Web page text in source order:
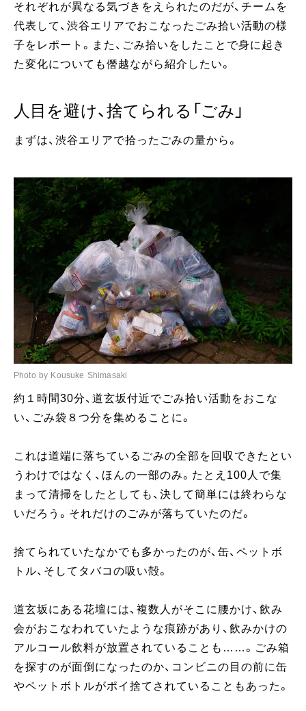
それぞれが異なる気づきをえられたのだが、チームを
代表して、渋谷エリアでおこなったごみ拾い活動の様
子をレポート。また、ごみ拾いをしたことで身に起き
た変化についても僭越ながら紹介したい。
人目を避け、捨てられる「ごみ」
まずは、渋谷エリアで拾ったごみの量から。
Photo by Kousuke Shimasaki
約１時間30分、道玄坂付近でごみ拾い活動をおこな
い、ごみ袋８つ分を集めることに。
これは道端に落ちているごみの全部を回収できたとい
うわけではなく、ほんの一部のみ。たとえ100人で集
まって清掃をしたとしても、決して簡単には終わらな
いだろう。それだけのごみが落ちていたのだ。
捨てられていたなかでも多かったのが、缶、ペットボ
トル、そしてタバコの吸い殻。
道玄坂にある花壇には、複数人がそこに腰かけ、飲み
会がおこなわれていたような痕跡があり、飲みかけの
アルコール飲料が放置されていることも……。ごみ箱
を探すのが面倒になったのか、コンビニの目の前に缶
やペットボトルがポイ捨てされていることもあった。